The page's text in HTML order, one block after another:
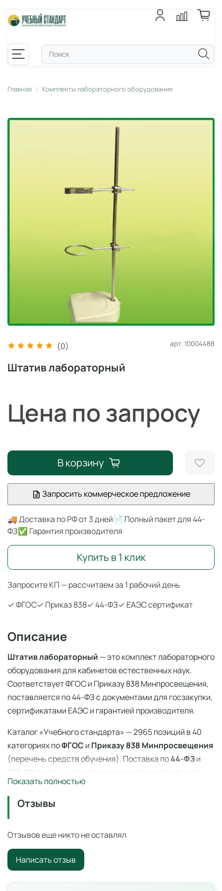
Главная Комплекты лабораторного оборудования
(0) арт. 10004488
Штатив лабораторный
Цена по запросу
Запросите КП — рассчитаем за 1 рабочий день
✓ ФГОС✓ Приказ 838✓ 44-ФЗ✓ ЕАЭС сертификат
В корзину
Запросить коммерческое предложение
🚚 Доставка по РФ от 3 дней📄 Полный пакет для 44-
ФЗ✅ Гарантия производителя
Купить в 1 клик
Описание
Штатив лабораторный — это комплект лабораторного
оборудования для кабинетов естественных наук.
Соответствует ФГОС и Приказу 838 Минпросвещения,
поставляется по 44-ФЗ с документами для госзакупки,
сертификатами ЕАЭС и гарантией производителя.
Каталог «Учебного стандарта» — 2965 позиций в 40
категориях поФГОС и Приказу 838 Минпросвещения
(перечень средств обучения). Поставка по44-ФЗи
223-ФЗ с полным пакетом документов, сертификаты
ЕАЭС, гарантия производителя. Доставка по всей
России — 3–14 дней со склада в Ангарске.
Штатив лабораторный
оборудование для оснащения образовательных
учреждений по ФГОС и
Цена: 2 900 ₽ с НДС. Поставка по всей России для
школ, детских садов, колледжей и вузов.
Показать полностью
Отзывы
Отзывов еще никто не оставлял
Написать отзыв